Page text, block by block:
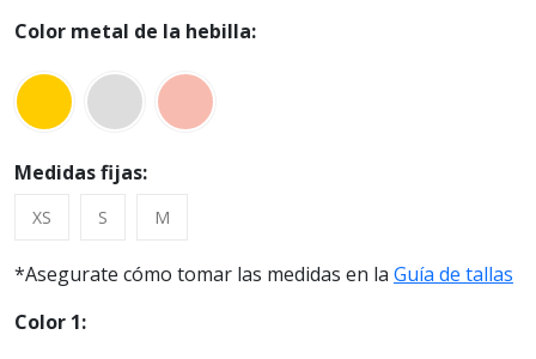
Color metal de la hebilla:
Medidas fijas:
XS S M
*Asegurate cómo tomar las medidas en la Guía de tallas
Color 1: